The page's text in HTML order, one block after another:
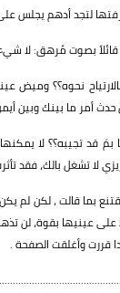
لتجد أدهم يجلس على
بصوت مُرهق: لا
نحوه؟؟ وميض
أمر ما بينك وبين
بمَ قد تجيبه؟؟ لا
لا تشغل بالك، فقد
بما قالت ، لكن
عينيها بقوة، لن
قررت وأغلقت الصفحة .